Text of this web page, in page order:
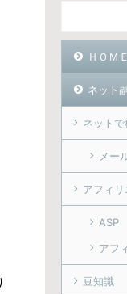
ＨＯＭＥ
ネット
ネット
メー
アフィリ
ASP
アフ
豆知識